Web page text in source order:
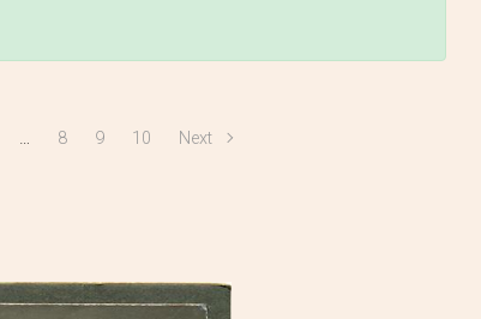
… 8 9 10 Next